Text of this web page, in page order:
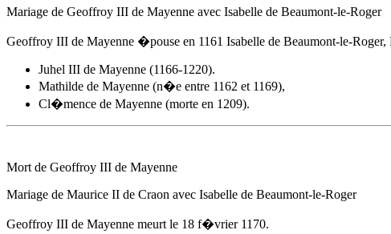
Mariage de Geoffroy III de Mayenne avec Isabelle de Beaumont-le-Roger
Geoffroy III de Mayenne �pouse en 1161 Isabelle de Beaumont-le-
Juhel III de Mayenne (1166-1220).
Mathilde de Mayenne (n�e entre 1162 et 1169),
Cl�mence de Mayenne (morte en 1209).
Mort de Geoffroy III de Mayenne
Mariage de Maurice II de Craon avec Isabelle de Beaumont-le-Roger
Geoffroy III de Mayenne meurt le 18 f�vrier 1170.